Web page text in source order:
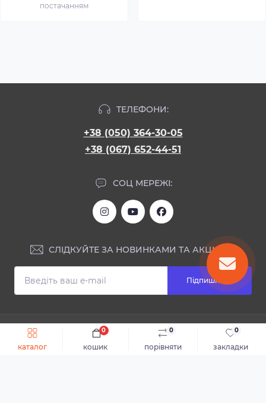
каталог порівняти
0
закладки
0
кошик
0
Швидке замовлення До кошика
постачанням
ТЕЛЕФОНИ:
+38 (050) 364-30-05
+38 (067) 652-44-51
СОЦ МЕРЕЖІ:
СЛІДКУЙТЕ ЗА НОВИНКАМИ ТА АКЦІЯМИ:
Підпишіться
ІНФОРМАЦІЯ